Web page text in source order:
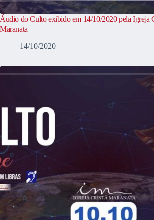
Áudio do Culto exibido em 14/10/2020 pela Igreja
Maranata
14/10/2020